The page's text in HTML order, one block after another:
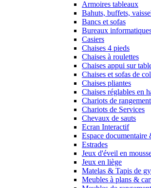
Armoires tableaux
Bahuts, buffets,
Bancs et sofas
Bureaux
Casiers
Chaises 4 pieds
Chaises à roulettes
Chaises appui sur
Chaises et sofas de
Chaises pliantes
Chaises réglables en
Chariots de
Chariots de Services
Chevaux de sauts
Ecran Interactif
Espace
Estrades
Jeux d'éveil en
Jeux en liège
Matelas & Tapis de
Meubles à plans &